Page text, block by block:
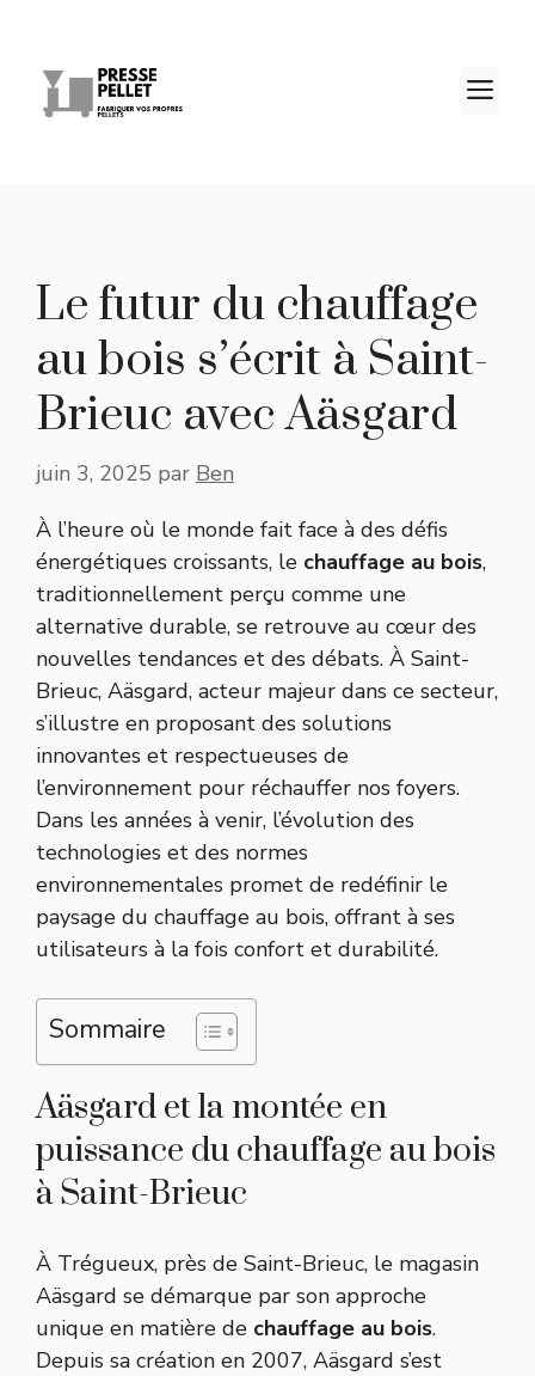
contenu
Le futur du chauffage
au bois s’écrit à Saint-
Brieuc avec Aäsgard
juin 3, 2025 par Ben
À l’heure où le monde fait face à des défis
énergétiques croissants, le chauffage au bois,
traditionnellement perçu comme une
alternative durable, se retrouve au cœur des
nouvelles tendances et des débats. À Saint-
Brieuc, Aäsgard, acteur majeur dans ce secteur,
s’illustre en proposant des solutions
innovantes et respectueuses de
l’environnement pour réchauffer nos foyers.
Dans les années à venir, l’évolution des
technologies et des normes
environnementales promet de redéfinir le
paysage du chauffage au bois, offrant à ses
utilisateurs à la fois confort et durabilité.
Sommaire
Aäsgard et la montée en
puissance du chauffage au bois
à Saint-Brieuc
À Trégueux, près de Saint-Brieuc, le magasin
Aäsgard se démarque par son approche
unique en matière de chauffage au bois.
Depuis sa création en 2007, Aäsgard s’est